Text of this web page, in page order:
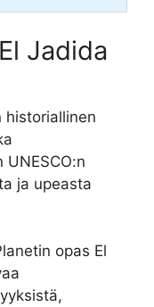
Jadida
historiallinen
ja upeasta
opas El